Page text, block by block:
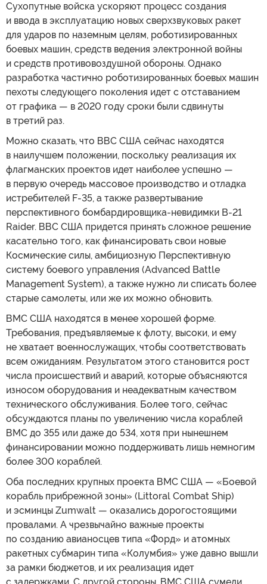
Сухопутные войска ускоряют процесс создания
и ввода в эксплуатацию новых сверхзвуковых ракет
для ударов по наземным целям, роботизированных
боевых машин, средств ведения электронной войны
и средств противовоздушной обороны. Однако
разработка частично роботизированных боевых машин
пехоты следующего поколения идет с отставанием
от графика — в 2020 году сроки были сдвинуты
в третий раз.
Можно сказать, что ВВС США сейчас находятся
в наилучшем положении, поскольку реализация их
флагманских проектов идет наиболее успешно —
в первую очередь массовое производство и отладка
истребителей F-35, а также развертывание
перспективного бомбардировщика-невидимки B-21
Raider. ВВС США придется принять сложное решение
касательно того, как финансировать свои новые
Космические силы, амбициозную Перспективную
систему боевого управления (Advanced Battle
Management System), а также нужно ли списать более
старые самолеты, или же их можно обновить.
ВМС США находятся в менее хорошей форме.
Требования, предъявляемые к флоту, высоки, и ему
не хватает военнослужащих, чтобы соответствовать
всем ожиданиям. Результатом этого становится рост
числа происшествий и аварий, которые объясняются
износом оборудования и неадекватным качеством
технического обслуживания. Более того, сейчас
обсуждаются планы по увеличению числа кораблей
ВМС до 355 или даже до 534, хотя при нынешнем
финансировании можно поддерживать лишь немногим
более 300 кораблей.
Оба последних крупных проекта ВМС США — «Боевой
корабль прибрежной зоны» (Littoral Combat Ship)
и эсминцы Zumwalt — оказались дорогостоящими
провалами. А чрезвычайно важные проекты
по созданию авианосцев типа «Форд» и атомных
ракетных субмарин типа «Колумбия» уже давно вышли
за рамки бюджетов, и их реализация идет